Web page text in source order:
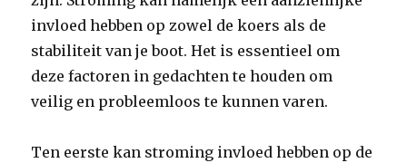
invloed hebben op zowel de koers als de
stabiliteit van je boot. Het is essentieel om
deze factoren in gedachten te houden om
veilig en probleemloos te kunnen varen.
Ten eerste kan stroming invloed hebben op de